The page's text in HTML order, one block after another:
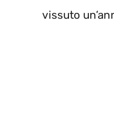
vissuto